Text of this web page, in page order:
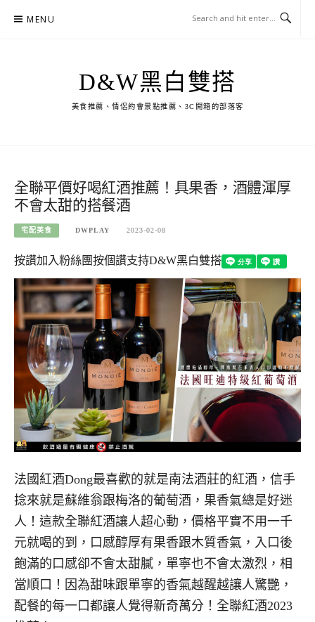
MENU
D&W黑白雙搭
美食推薦、情侶約會景點推薦、3C開箱的部落客
全聯平價好喝紅酒推薦！具果香，酒體渾厚
不會太甜的搭餐酒
宅配美食 DWPLAY 2023-02-08
按讚加入粉絲團按個讚支持D&W黑白雙搭
法國紅酒Dong最喜歡的就是南法酒莊的紅酒，信手
捻來就是蘇維翁跟梅洛的葡萄酒，果香氣總是好迷
人！這款全聯紅酒讓人超心動，價格平實不用一千
元就喝的到，口感醇厚有果香跟木質香氣，入口後
飽滿的口感卻不會太甜膩，單寧也不會太激烈，相
當順口！因為甜味跟單寧的香氣越醒越讓人驚艷，
配餐的每一口都讓人覺得新奇萬分！全聯紅酒2023